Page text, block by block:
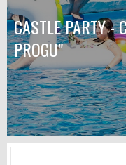
CASTLE PARTY -
PROGU"